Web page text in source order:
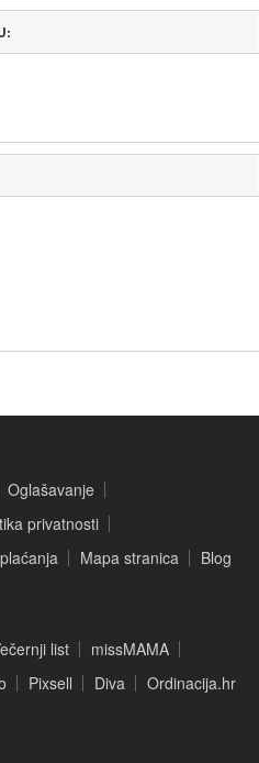
Oglašavanje
privatnosti
Mapa stranica Blog
list
missMAMA
Pixsell Diva Ordinacija.hr